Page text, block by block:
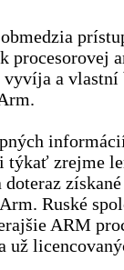
procesorovej
a vlastní
týkať zrejme
Ruské
ARM
už